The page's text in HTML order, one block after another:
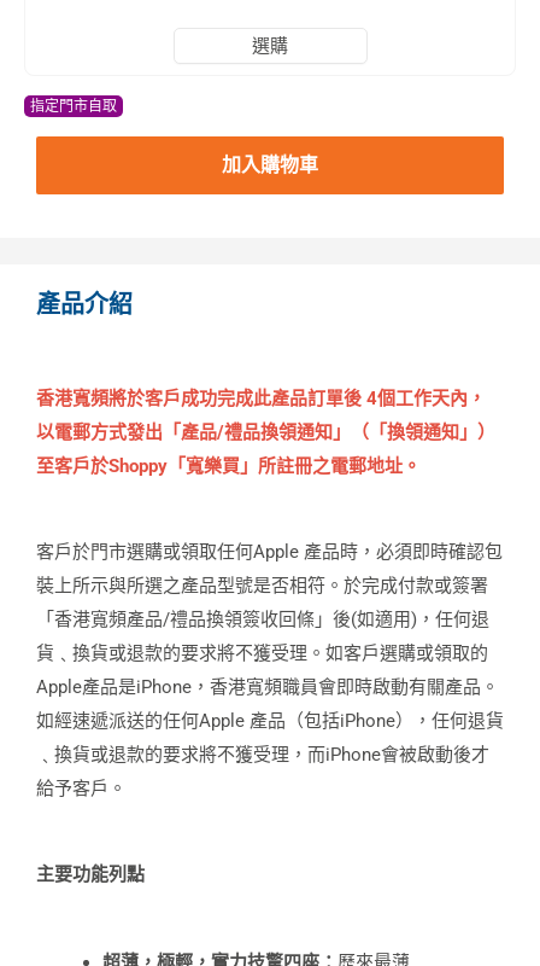
選購
指定門市自取
加入購物車
產品介紹
香港寬頻將於客戶成功完成此產品訂單後 4個工作天內，
以電郵方式發出「產品/禮品換領通知」（「換領通知」）
至客戶於Shoppy「寬樂買」所註冊之電郵地址。
客戶於門市選購或領取任何Apple 產品時，必須即時確認包
裝上所示與所選之產品型號是否相符。於完成付款或簽署
「香港寬頻產品/禮品換領簽收回條」後(如適用)，任何退
貨﹑換貨或退款的要求將不獲受理。如客戶選購或領取的
Apple產品是iPhone，香港寬頻職員會即時啟動有關產品。
如經速遞派送的任何Apple 產品（包括iPhone），任何退貨
﹑換貨或退款的要求將不獲受理，而iPhone會被啟動後才
給予客戶。
主要功能列點